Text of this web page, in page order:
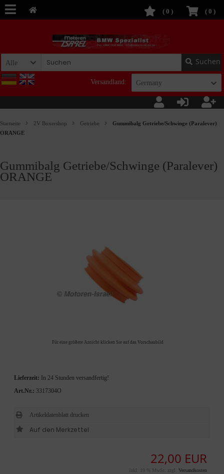
( 0 )
( 0 )
Alle Suchen
Versandland: Germany
Startseite 2V Boxershop Getriebe
Gummibalg Getriebe/Schwinge (Paralever)
ORANGE
Gummibalg Getriebe/Schwinge (Paralever)
ORANGE
Für eine größere Ansicht klicken Sie auf das Vorschaubild
22,00 EUR
inkl. 19 % MwSt. zzgl. Versandkosten
Lieferzeit:
In 24 Stunden versandfertig!
Art.Nr.: 3317304O
Artikeldatenblatt drucken